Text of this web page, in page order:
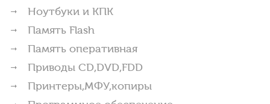
Ноутбуки и КПК
Память Flash
Память оперативная
Приводы CD,DVD,FDD
Принтеры,МФУ,копиры